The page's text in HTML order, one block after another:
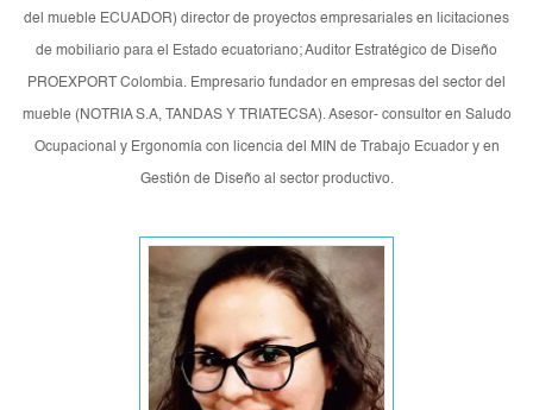
del mueble ECUADOR) director de proyectos empresariales en licitaciones
de mobiliario para el Estado ecuatoriano; Auditor Estratégico de Diseño
PROEXPORT Colombia. Empresario fundador en empresas del sector del
mueble (NOTRIA S.A, TANDAS Y TRIATECSA). Asesor- consultor en Saludo
Ocupacional y Ergonomía con licencia del MIN de Trabajo Ecuador y en
Gestión de Diseño al sector productivo.